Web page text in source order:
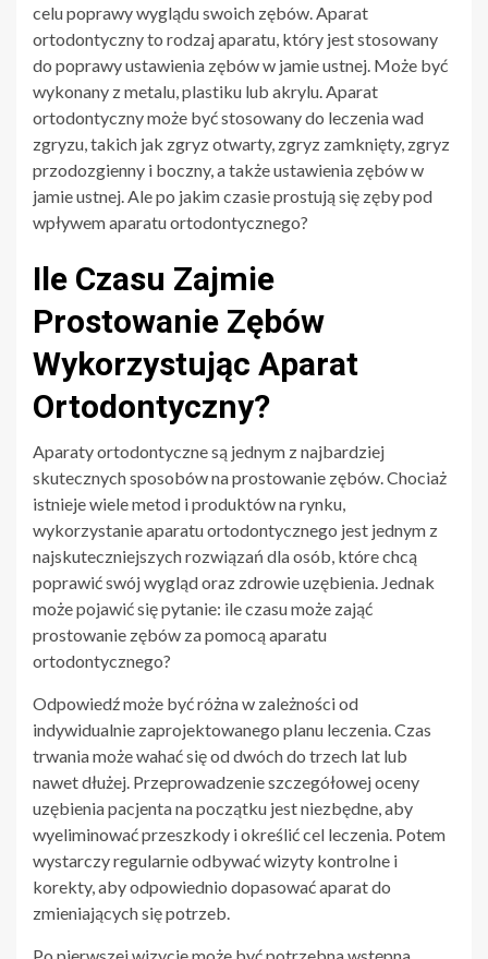
celu poprawy wyglądu swoich zębów. Aparat
ortodontyczny to rodzaj aparatu, który jest stosowany
do poprawy ustawienia zębów w jamie ustnej. Może być
wykonany z metalu, plastiku lub akrylu. Aparat
ortodontyczny może być stosowany do leczenia wad
zgryzu, takich jak zgryz otwarty, zgryz zamknięty, zgryz
przodozgienny i boczny, a także ustawienia zębów w
jamie ustnej. Ale po jakim czasie prostują się zęby pod
wpływem aparatu ortodontycznego?
Ile Czasu Zajmie
Prostowanie Zębów
Wykorzystując Aparat
Ortodontyczny?
Aparaty ortodontyczne są jednym z najbardziej
skutecznych sposobów na prostowanie zębów. Chociaż
istnieje wiele metod i produktów na rynku,
wykorzystanie aparatu ortodontycznego jest jednym z
najskuteczniejszych rozwiązań dla osób, które chcą
poprawić swój wygląd oraz zdrowie uzębienia. Jednak
może pojawić się pytanie: ile czasu może zająć
prostowanie zębów za pomocą aparatu
ortodontycznego?
Odpowiedź może być różna w zależności od
indywidualnie zaprojektowanego planu leczenia. Czas
trwania może wahać się od dwóch do trzech lat lub
nawet dłużej. Przeprowadzenie szczegółowej oceny
uzębienia pacjenta na początku jest niezbędne, aby
wyeliminować przeszkody i określić cel leczenia. Potem
wystarczy regularnie odbywać wizyty kontrolne i
korekty, aby odpowiednio dopasować aparat do
zmieniających się potrzeb.